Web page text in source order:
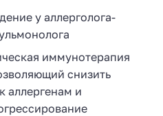
у аллерголога-
иммунотерапия
снизить
аллергенам и